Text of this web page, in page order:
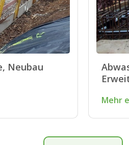
Neubau
Mehr